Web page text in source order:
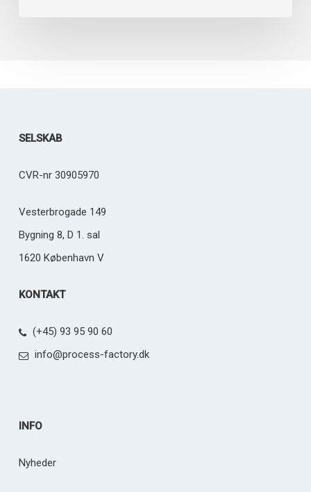
SELSKAB
CVR-nr 30905970
Vesterbrogade 149
Bygning 8, D 1. sal
1620 København V
KONTAKT
(+45) 93 95 90 60
info@process-factory.dk
INFO
Nyheder